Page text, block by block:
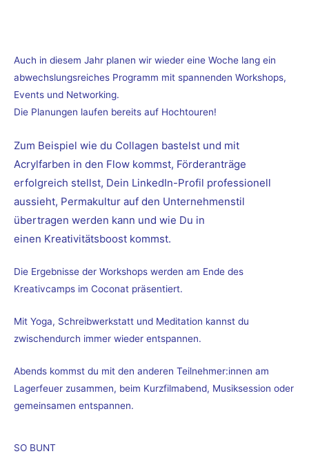
Auch in diesem Jahr planen wir wieder eine Woche lang ein
abwechslungsreiches Programm mit spannenden Workshops,
Events und Networking.
Die Planungen laufen bereits auf Hochtouren!
Zum Beispiel wie du Collagen bastelst und mit
Acrylfarben in den Flow kommst, Förderanträge
erfolgreich stellst, Dein LinkedIn-Profil professionell
aussieht, Permakultur auf den Unternehmenstil
übertragen werden kann und wie Du in
einen Kreativitätsboost kommst.
Die Ergebnisse der Workshops werden am Ende des
Kreativcamps im Coconat präsentiert.
Mit Yoga, Schreibwerkstatt und Meditation kannst du
zwischendurch immer wieder entspannen.
Abends kommst du mit den anderen Teilnehmer:innen am
Lagerfeuer zusammen, beim Kurzfilmabend, Musiksession oder
gemeinsamen entspannen.
SO BUNT